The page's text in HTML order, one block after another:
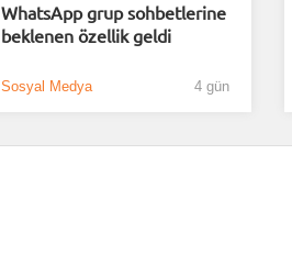
WhatsApp grup sohbetlerine
beklenen özellik geldi
Sosyal Medya 4 gün